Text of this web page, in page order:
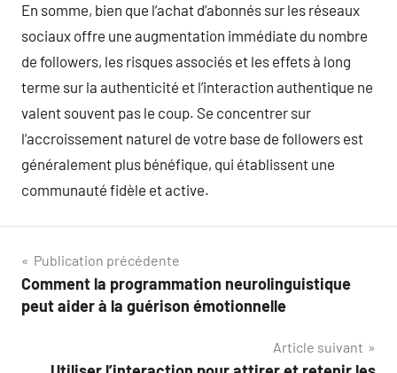
En somme, bien que l’achat d’abonnés sur les réseaux
sociaux offre une augmentation immédiate du nombre
de followers, les risques associés et les effets à long
terme sur la authenticité et l’interaction authentique ne
valent souvent pas le coup. Se concentrer sur
l’accroissement naturel de votre base de followers est
généralement plus bénéfique, qui établissent une
communauté fidèle et active.
Navigation
de
Publication précédente
Comment la programmation neurolinguistique
peut aider à la guérison émotionnelle
Article suivant